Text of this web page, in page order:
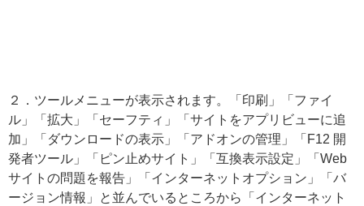
２．ツールメニューが表示されます。「印刷」「ファイ
ル」「拡大」「セーフティ」「サイトをアプリビューに追
加」「ダウンロードの表示」「アドオンの管理」「F12 開
発者ツール」「ピン止めサイト」「互換表示設定」「Web
サイトの問題を報告」「インターネットオプション」「バ
ージョン情報」と並んでいるところから「インターネット